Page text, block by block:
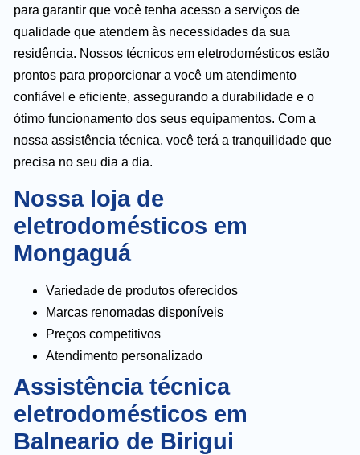
para garantir que você tenha acesso a serviços de
qualidade que atendem às necessidades da sua
residência. Nossos técnicos em eletrodomésticos estão
prontos para proporcionar a você um atendimento
confiável e eficiente, assegurando a durabilidade e o
ótimo funcionamento dos seus equipamentos. Com a
nossa assistência técnica, você terá a tranquilidade que
precisa no seu dia a dia.
Nossa loja de
eletrodomésticos em
Mongaguá
Variedade de produtos oferecidos
Marcas renomadas disponíveis
Preços competitivos
Atendimento personalizado
Assistência técnica
eletrodomésticos em
Balneario de Birigui